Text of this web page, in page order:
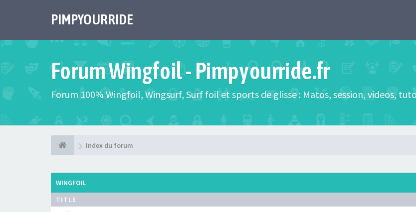
PIMPYOURRIDE
Forum Wingfoil - Pimpyourride.fr
Forum 100% Wingfoil, Wingsurf, Surf foil et sports de glisse : Matos, session, videos,
Index du forum
WINGFOIL
TITLE